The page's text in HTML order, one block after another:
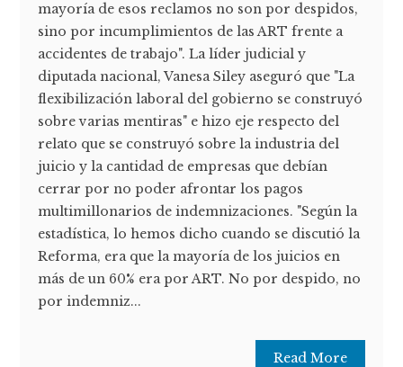
mayoría de esos reclamos no son por despidos,
sino por incumplimientos de las ART frente a
accidentes de trabajo". La líder judicial y
diputada nacional, Vanesa Siley aseguró que "La
flexibilización laboral del gobierno se construyó
sobre varias mentiras" e hizo eje respecto del
relato que se construyó sobre la industria del
juicio y la cantidad de empresas que debían
cerrar por no poder afrontar los pagos
multimillonarios de indemnizaciones. "Según la
estadística, lo hemos dicho cuando se discutió la
Reforma, era que la mayoría de los juicios en
más de un 60% era por ART. No por despido, no
por indemniz...
Read More